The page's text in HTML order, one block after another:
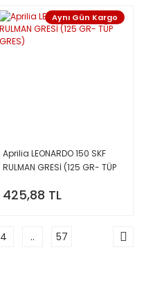
Aynı Gün Kargo
Aprilia LEONARDO 150 SKF
RULMAN GRESİ (125 GR- TÜP
425,88 TL
4 .. 57